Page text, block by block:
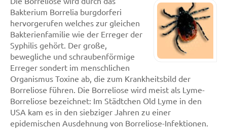
Bakterium Borrelia burgdorferi
hervorgerufen welches zur gleichen
Bakterienfamilie wie der Erreger der
Syphilis gehört. Der große,
bewegliche und schraubenförmige
Erreger sondert im menschlichen
Organismus Toxine ab, die zum Krankheitsbild der
Borreliose führen. Die Borreliose wird meist als Lyme-
Borreliose bezeichnet: Im Städtchen Old Lyme in den
USA kam es in den siebziger Jahren zu einer
epidemischen Ausdehnung von Borreliose-Infektionen.